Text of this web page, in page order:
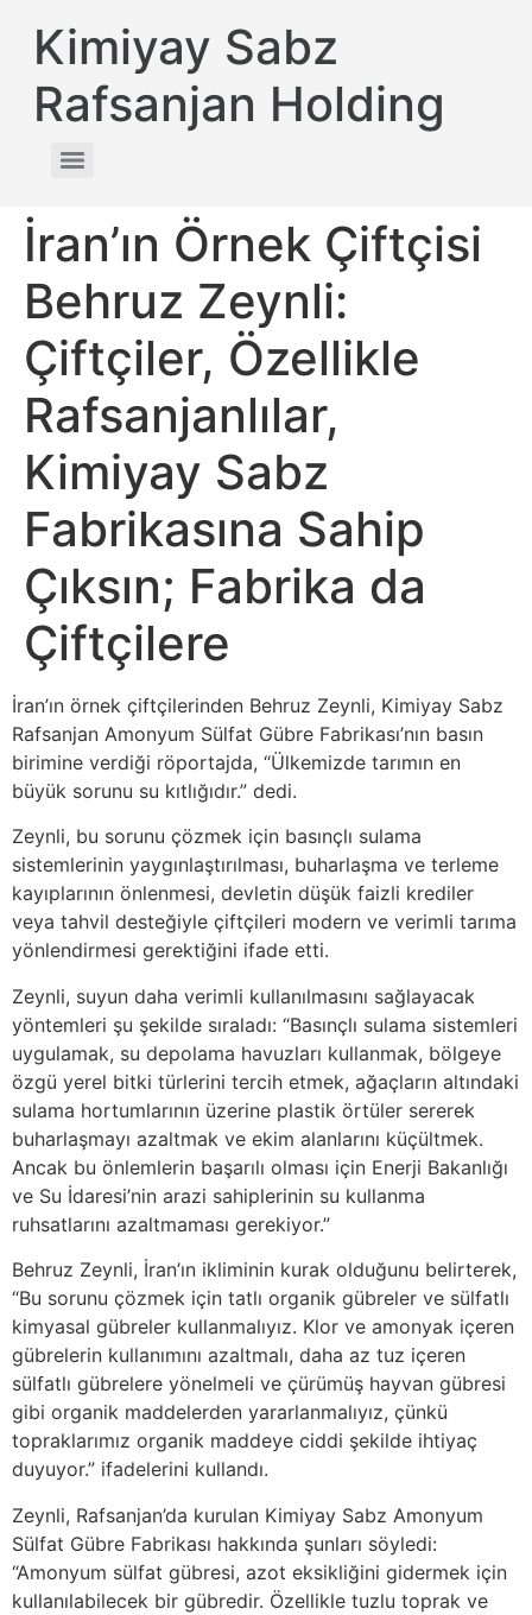
Kimiyay Sabz
Rafsanjan Holding
İran’ın Örnek Çiftçisi
Behruz Zeynli:
Çiftçiler, Özellikle
Rafsanjanlılar,
Kimiyay Sabz
Fabrikasına Sahip
Çıksın; Fabrika da
Çiftçilere
İran’ın örnek çiftçilerinden Behruz Zeynli, Kimiyay Sabz
Rafsanjan Amonyum Sülfat Gübre Fabrikası’nın basın
birimine verdiği röportajda, “Ülkemizde tarımın en
büyük sorunu su kıtlığıdır.” dedi.
Zeynli, bu sorunu çözmek için basınçlı sulama
sistemlerinin yaygınlaştırılması, buharlaşma ve terleme
kayıplarının önlenmesi, devletin düşük faizli krediler
veya tahvil desteğiyle çiftçileri modern ve verimli tarıma
yönlendirmesi gerektiğini ifade etti.
Zeynli, suyun daha verimli kullanılmasını sağlayacak
yöntemleri şu şekilde sıraladı: “Basınçlı sulama sistemleri
uygulamak, su depolama havuzları kullanmak, bölgeye
özgü yerel bitki türlerini tercih etmek, ağaçların altındaki
sulama hortumlarının üzerine plastik örtüler sererek
buharlaşmayı azaltmak ve ekim alanlarını küçültmek.
Ancak bu önlemlerin başarılı olması için Enerji Bakanlığı
ve Su İdaresi’nin arazi sahiplerinin su kullanma
ruhsatlarını azaltmaması gerekiyor.”
Behruz Zeynli, İran’ın ikliminin kurak olduğunu belirterek,
“Bu sorunu çözmek için tatlı organik gübreler ve sülfatlı
kimyasal gübreler kullanmalıyız. Klor ve amonyak içeren
gübrelerin kullanımını azaltmalı, daha az tuz içeren
sülfatlı gübrelere yönelmeli ve çürümüş hayvan gübresi
gibi organik maddelerden yararlanmalıyız, çünkü
topraklarımız organik maddeye ciddi şekilde ihtiyaç
duyuyor.” ifadelerini kullandı.
Zeynli, Rafsanjan’da kurulan Kimiyay Sabz Amonyum
Sülfat Gübre Fabrikası hakkında şunları söyledi:
“Amonyum sülfat gübresi, azot eksikliğini gidermek için
kullanılabilecek bir gübredir. Özellikle tuzlu toprak ve